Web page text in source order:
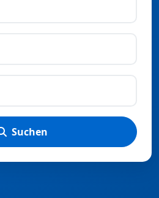
Suchen